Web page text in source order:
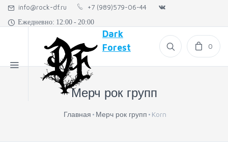
info@rock-df.ru +7 (989)579-06-44
Ежедневно: 12:00 - 20:00
Dark
Forest
0
Мерч рок групп
Главная Мерч рок групп Korn